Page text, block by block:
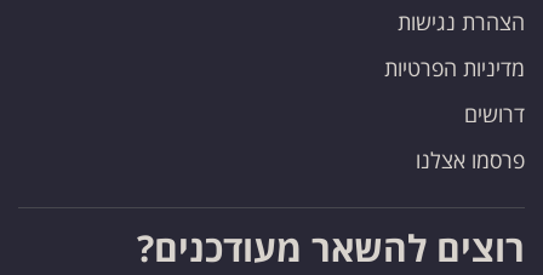
הצהרת נגישות
מדיניות הפרטיות
דרושים
פרסמו אצלנו
רוצים להשאר מעודכנים?